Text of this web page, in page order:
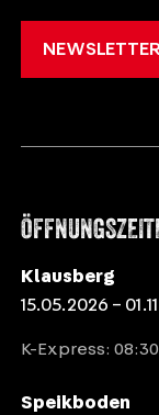
Klausberg
15.05.2026 –
K-Express:
Speikboden